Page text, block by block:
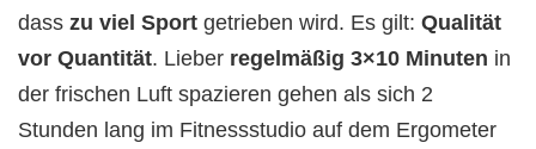
dass zu viel Sportgetrieben wird. Es gilt: Qualität
vor Quantität. Lieber regelmäßig 3×10 Minuten in
der frischen Luft spazieren gehen als sich 2
Stunden lang im Fitnessstudio auf dem Ergometer